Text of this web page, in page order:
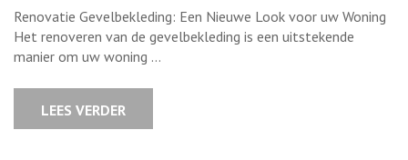
Renovatie:
Een
Nieuwe
Look
Renovatie Gevelbekleding: Een Nieuwe Look voor uw Woning
Het renoveren van de gevelbekleding is een uitstekende
manier om uw woning …
LEES VERDER